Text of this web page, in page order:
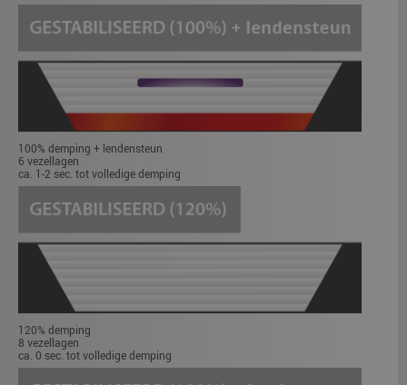
100% demping + lendensteun
6 vezellagen
ca. 1-2 sec. tot volledige demping
120% demping
8 vezellagen
ca. 0 sec. tot volledige demping